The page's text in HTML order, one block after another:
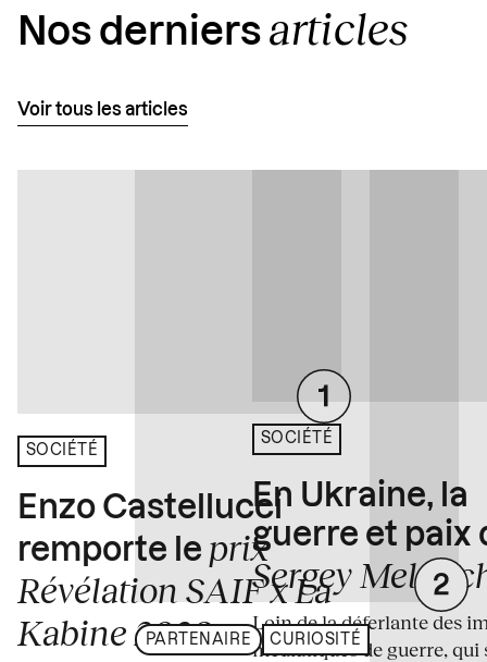
Nos derniers articles
Voir tous les articles
SOCIÉTÉ
Enzo Castellucci
remporte le prix
Révélation SAIF x La
Kabine 2026
PARTENAIRE CURIOSITÉ
SOCIÉTÉ
En Ukraine, la
guerre et paix
Sergey
Loin de la déferlante des
médiatiques de guerre, qui